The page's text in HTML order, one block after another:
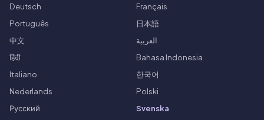
Deutsch
Français
Português
日本語
中文
العربية
हिंदी
Bahasa Indonesia
Italiano
한국어
Nederlands
Polski
Русский
Svenska